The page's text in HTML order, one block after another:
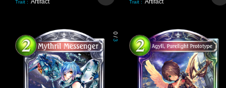
Trait : Artifact Trait : Artifact
0
/
3